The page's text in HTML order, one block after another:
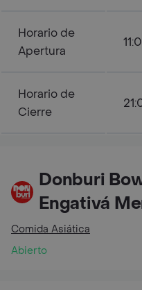
Horario de
Apertura
Horario de
Cierre
Donburi
Engativá
Comida Asiática
Abierto